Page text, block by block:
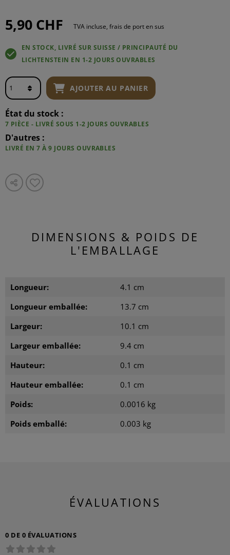
5,90 CHF TVA incluse, frais de port en sus
EN STOCK, LIVRÉ SUR SUISSE / PRINCIPAUTÉ DU
LICHTENSTEIN EN 1-2 JOURS OUVRABLES
AJOUTER AU PANIER
État du stock :
7 PIÈCE - LIVRÉ SOUS 1-2 JOURS OUVRABLES
D'autres :
LIVRÉ EN 7 À 9 JOURS OUVRABLES
DIMENSIONS & POIDS DE
L'EMBALLAGE
Longueur:
4.1 cm
Longueur emballée:
13.7 cm
Largeur:
10.1 cm
Largeur emballée:
9.4 cm
Hauteur:
0.1 cm
Hauteur emballée:
0.1 cm
Poids:
0.0016 kg
Poids emballé:
0.003 kg
ÉVALUATIONS
0 DE 0 ÉVALUATIONS